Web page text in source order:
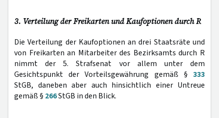
3. Verteilung der Freikarten und Kaufoptionen durch R
Die Verteilung der Kaufoptionen an drei Staatsräte und
von Freikarten an Mitarbeiter des Bezirksamts durch R
nimmt der 5. Strafsenat vor allem unter dem
Gesichtspunkt der Vorteilsgewährung gemäß § 333
StGB, daneben aber auch hinsichtlich einer Untreue
gemäß § 266StGB in den Blick.